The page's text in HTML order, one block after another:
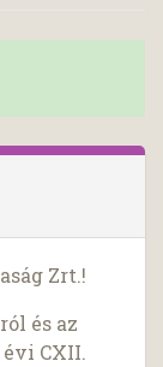
Zrt.!
és az
évi CXII.